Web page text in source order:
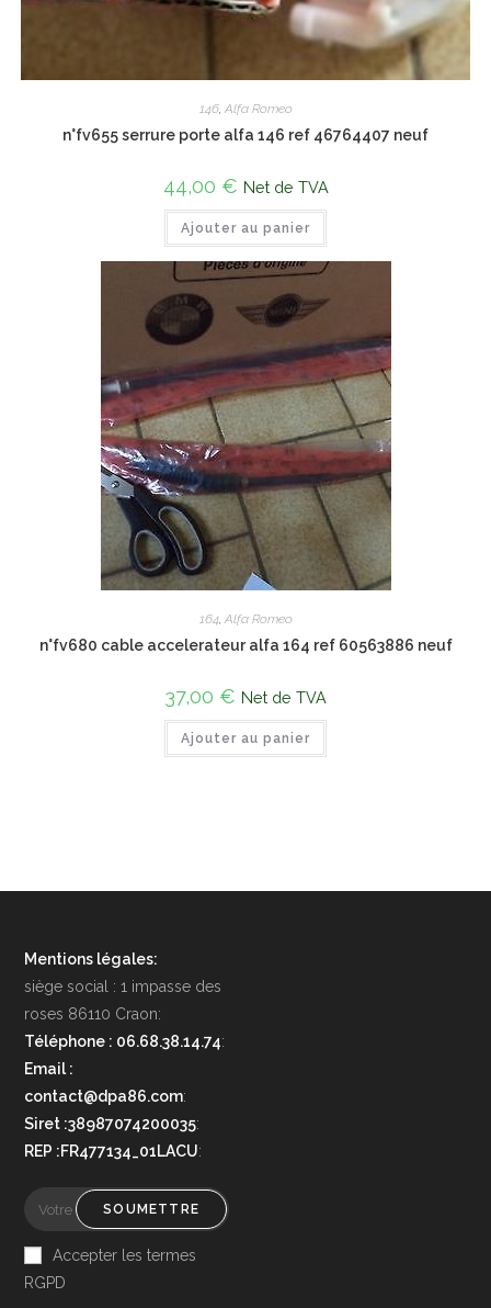
146, Alfa Romeo
n°fv655 serrure porte alfa 146 ref 46764407 neuf
44,00 € Net de TVA
Ajouter au panier
164, Alfa Romeo
n°fv680 cable accelerateur alfa 164 ref 60563886 neuf
37,00 € Net de TVA
Ajouter au panier
Mentions légales:
siège social : 1 impasse des
roses 86110 Craon:
Téléphone : 06.68.38.14.74:
Email :
contact@dpa86.com:
Siret :38987074200035:
REP :FR477134_01LACU:
SOUMETTRE
Accepter les termes
RGPD